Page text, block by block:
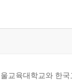
이도 못할 것이다
다
치는 지름길
의 상관관계
교육대학교와 한